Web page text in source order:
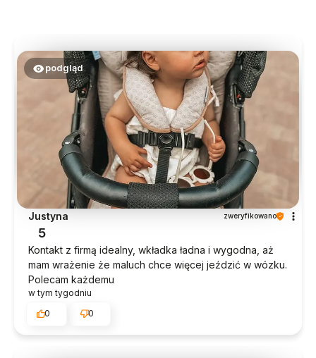
podgląd
Justyna zweryfikowano
5
Kontakt z firmą idealny, wkładka ładna i wygodna, aż
mam wrażenie że maluch chce więcej jeździć w wózku.
Polecam każdemu
w tym tygodniu
0
0